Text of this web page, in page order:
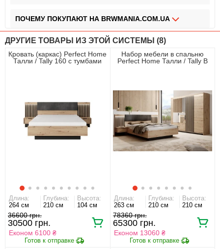
ПОЧЕМУ ПОКУПАЮТ НА BRWMANIA.COM.UA
ДОСТАВКА ЗА 2 ДНЯ
ПЛАТИ АВАНС, А ОСТАЛЬНОЕ ПРИ ПОЛУЧЕНИИ
99,9% ДОВОЛЬНЫХ КЛИЕНТОВ
ДРУГИЕ ТОВАРЫ ИЗ ЭТОЙ СИСТЕМЫ (8)
Кровать (каркас) Perfect Home
Талли / Tally 160 с тумбами
Длина:
264 см
Глубина:
210 см
Высота:
104 см
36600 грн.
30500 грн.
Економ 6100 ₴
Набор мебели в спальню
Perfect Home Талли / Tally B
Длина:
263 см
Глубина:
210 см
Высота:
210 см
78360 грн.
65300 грн.
Економ 13060 ₴